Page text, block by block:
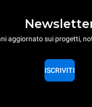
aggiornato sui progetti,
ISCRIVITI